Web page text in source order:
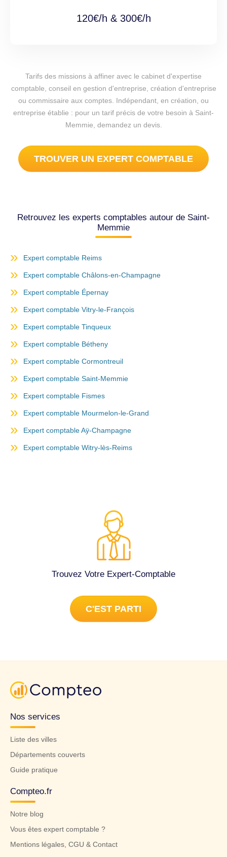
120€/h & 300€/h
Tarifs des missions à affiner avec le cabinet d'expertise
comptable, conseil en gestion d'entreprise, création d'entreprise
ou commissaire aux comptes. Indépendant, en création, ou
entreprise établie : pour un tarif précis de votre besoin à Saint-
Memmie, demandez un devis.
TROUVER UN EXPERT COMPTABLE
Retrouvez les experts comptables autour de Saint-
Memmie
Expert comptable Reims
Expert comptable Châlons-en-Champagne
Expert comptable Épernay
Expert comptable Vitry-le-François
Expert comptable Tinqueux
Expert comptable Bétheny
Expert comptable Cormontreuil
Expert comptable Saint-Memmie
Expert comptable Fismes
Expert comptable Mourmelon-le-Grand
Expert comptable Aÿ-Champagne
Expert comptable Witry-lès-Reims
Trouvez Votre Expert-Comptable
C'EST PARTI
Nos services
Liste des villes
Départements couverts
Guide pratique
Compteo.fr
Notre blog
Vous êtes expert comptable ?
Mentions légales, CGU & Contact